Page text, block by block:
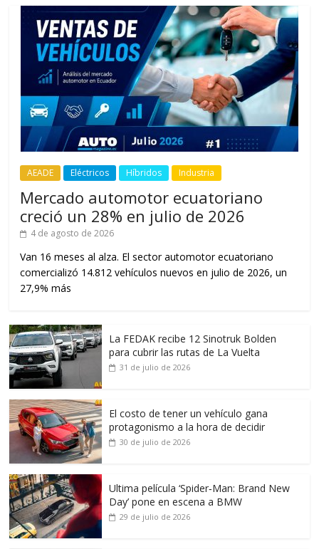
AEADE Eléctricos Híbridos Industria
Mercado automotor ecuatoriano
creció un 28% en julio de 2026
4 de agosto de 2026
Van 16 meses al alza. El sector automotor ecuatoriano
comercializó 14.812 vehículos nuevos en julio de 2026, un
27,9% más
La FEDAK recibe 12 Sinotruk Bolden
para cubrir las rutas de La Vuelta
31 de julio de 2026
El costo de tener un vehículo gana
protagonismo a la hora de decidir
30 de julio de 2026
Ultima película ‘Spider‑Man: Brand New
Day’ pone en escena a BMW
29 de julio de 2026